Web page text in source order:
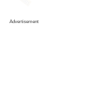
Advertisement